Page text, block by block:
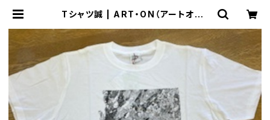
Tシャツ誠 | ART・ON（アートオン）